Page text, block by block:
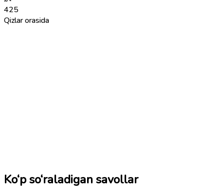
425
Qizlar orasida
Ko‘p so‘raladigan savollar